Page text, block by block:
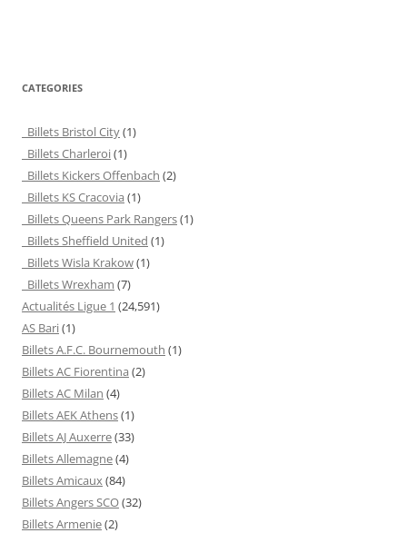
CATEGORIES
Billets Bristol City(1)
Billets Charleroi(1)
Billets Kickers Offenbach (2)
Billets KS Cracovia (1)
Billets Queens Park Rangers(1)
Billets Sheffield United (1)
Billets Wisla Krakow(1)
Billets Wrexham (7)
Actualités Ligue 1 (24,591)
AS Bari(1)
Billets A.F.C. Bournemouth (1)
Billets AC Fiorentina (2)
Billets AC Milan (4)
Billets AEK Athens(1)
Billets AJ Auxerre(33)
Billets Allemagne(4)
Billets Amicaux(84)
Billets Angers SCO(32)
Billets Armenie(2)